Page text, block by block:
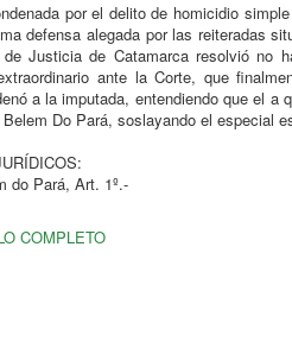
por el delito de homicidio
defensa alegada por las reiteradas
Justicia de Catamarca resolvió no
ante la Corte, que
a la imputada, entendiendo que el
Do Pará, soslayando el especial
do Pará, Art. 1º.-
COMPLETO